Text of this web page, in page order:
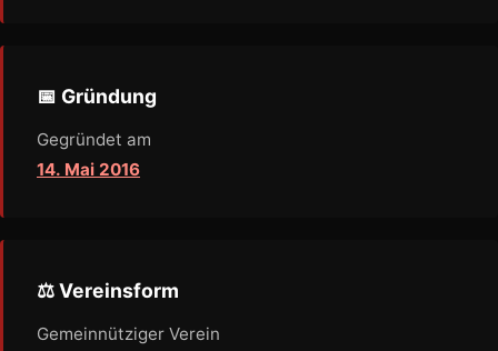
📅 Gründung
Gegründet am
14. Mai 2016
⚖️ Vereinsform
Gemeinnütziger Verein